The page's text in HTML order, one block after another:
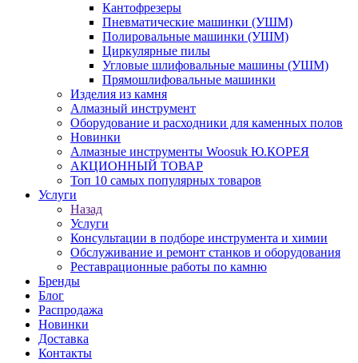
Кантофрезеры
Пневматические машинки (УШМ)
Полировальные машинки (УШМ)
Циркулярные пилы
Угловые шлифовальные машины (УШМ)
Прямошлифовальные машинки
Изделия из камня
Алмазный инструмент
Оборудование и расходники для каменных полов
Новинки
Алмазные инструменты Woosuk Ю.КОРЕЯ
АКЦИОННЫЙ ТОВАР
Топ 10 самых популярных товаров
Услуги
Назад
Услуги
Консультации в подборе инструмента и химии
Обслуживание и ремонт станков и оборудования
Реставрационные работы по камню
Бренды
Блог
Распродажа
Новинки
Доставка
Контакты